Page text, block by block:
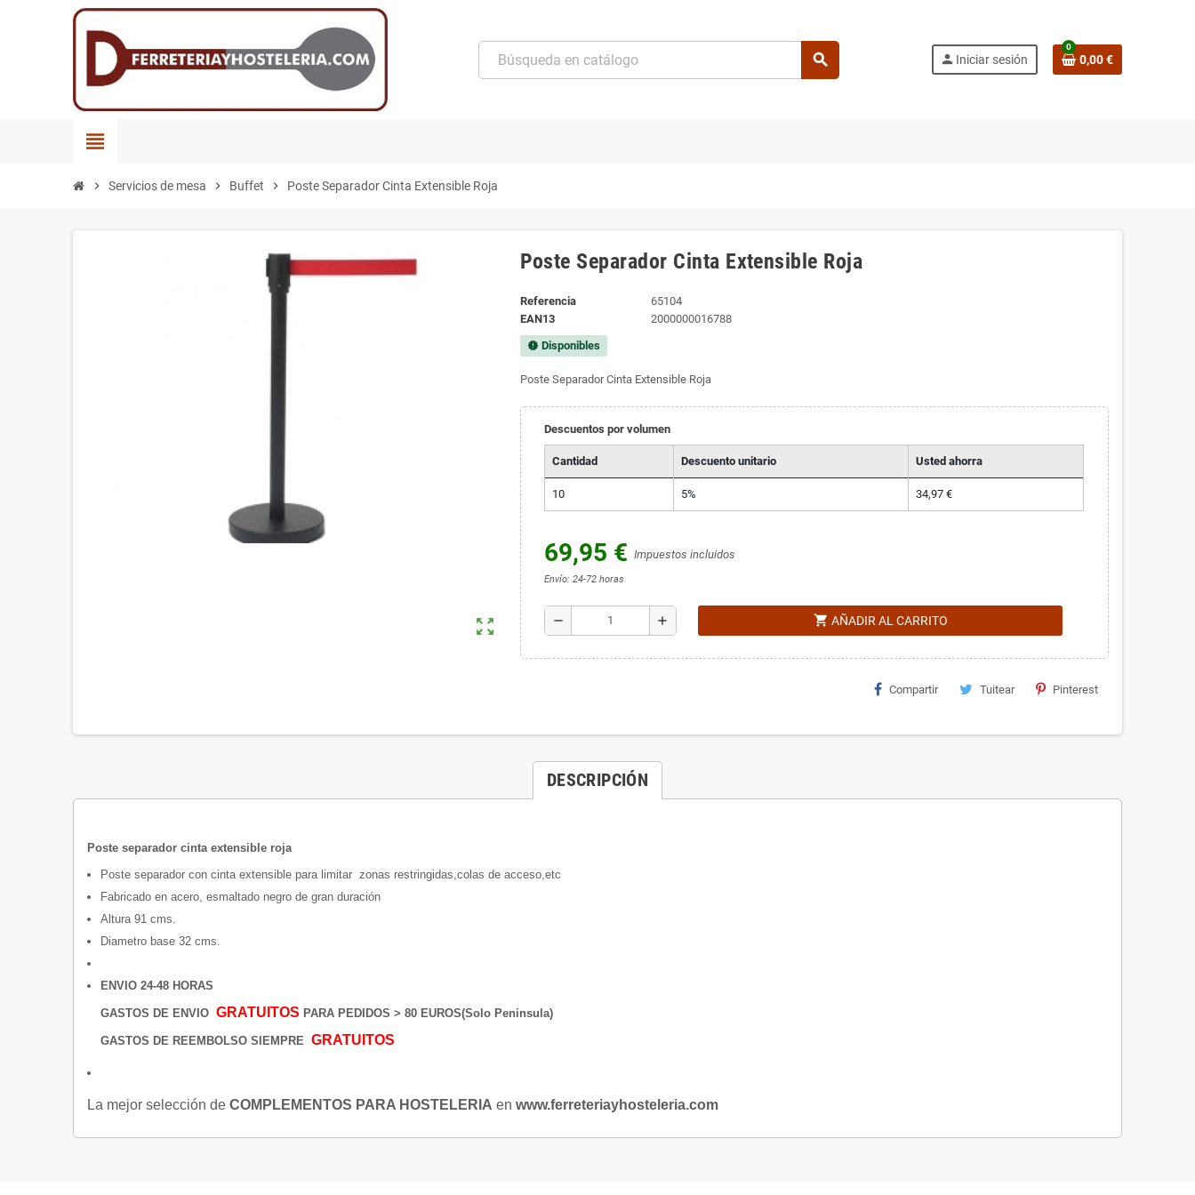
search person Iniciar sesión
0
0,00 €
view_headline
chevron_right Servicios de mesa chevron_right Buffet chevron_right Poste Separador Cinta Extensible Roja
zoom_out_map
Poste Separador Cinta Extensible Roja
Referencia
65104
EAN13
2000000016788
new_releasesDisponibles
Poste Separador Cinta Extensible Roja
Descuentos por volumen
Cantidad Descuento unitario Usted ahorra
10 5% 34,97 €
69,95 € Impuestos incluidos
Envío: 24-72 horas
remove add shopping_cart AÑADIR AL CARRITO
Compartir Tuitear Pinterest
DESCRIPCIÓN
Poste separador cinta extensible roja
Poste separador con cinta extensible para limitar zonas restringidas,colas de acceso,etc
Fabricado en acero, esmaltado negro de gran duración
Altura 91 cms.
Diametro base 32 cms.
ENVIO 24-48 HORAS
GASTOS DE ENVIO GRATUITOS PARA PEDIDOS > 80 EUROS(Solo Peninsula)
GASTOS DE REEMBOLSO SIEMPRE GRATUITOS
La mejor selección de COMPLEMENTOS PARA HOSTELERIA en www.ferreteriayhosteleria.com